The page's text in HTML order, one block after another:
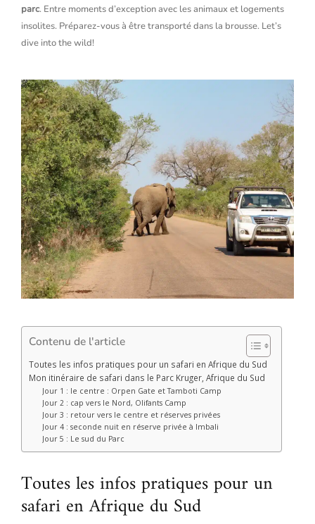
parc. Entre moments d’exception avec les animaux et logements
insolites. Préparez-vous à être transporté dans la brousse. Let’s
dive into the wild!
Contenu de l'article
Toutes les infos pratiques pour un safari en Afrique du Sud
Mon itinéraire de safari dans le Parc Kruger, Afrique du Sud
Jour 1 : le centre : Orpen Gate et Tamboti Camp
Jour 2 : cap vers le Nord, Olifants Camp
Jour 3 : retour vers le centre et réserves privées
Jour 4 : seconde nuit en réserve privée à Imbali
Jour 5 : Le sud du Parc
Toutes les infos pratiques pour un
safari en Afrique du Sud